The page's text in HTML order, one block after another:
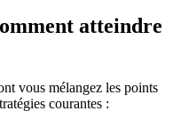
atteindre
vous mélangez les points
courantes :